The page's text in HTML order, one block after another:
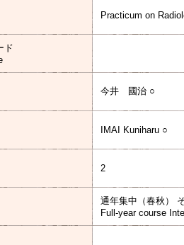
Practicum on
ド
今井 國治 ○
IMAI Kuniharu ○
2
通年集中（春秋）
Full-year course